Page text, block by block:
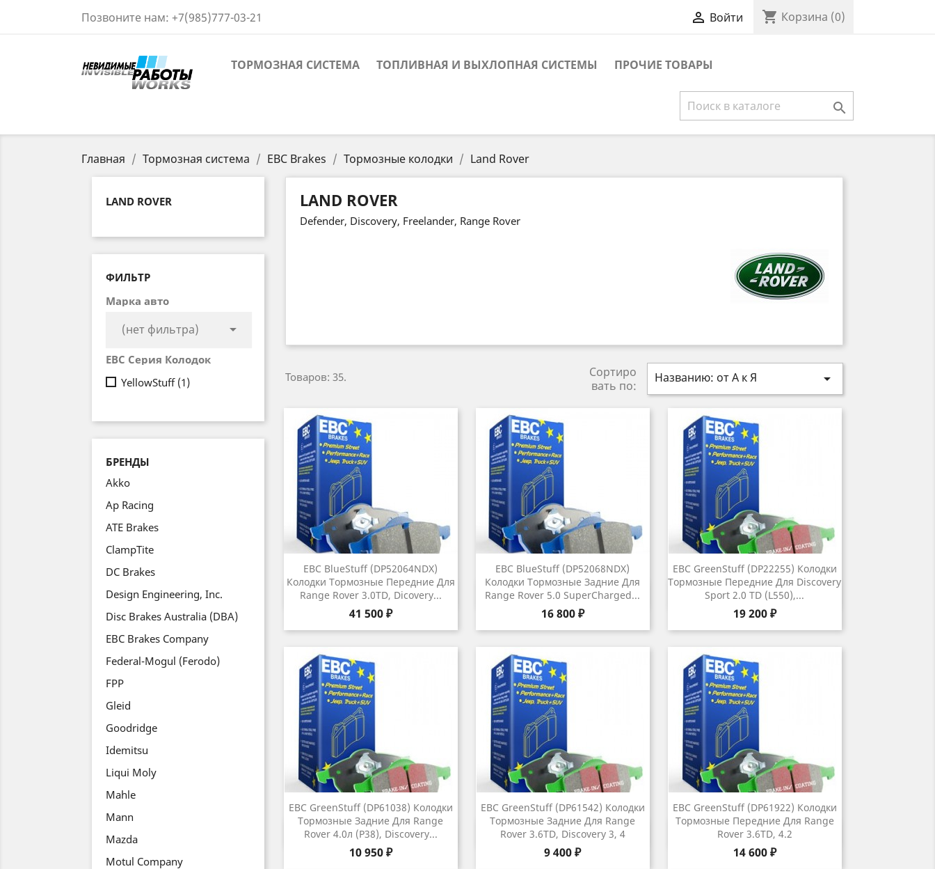
Позвоните нам: +7(985)777-03-21  Войти shopping_cart Корзина (0)
ТОРМОЗНАЯ СИСТЕМА ТОПЛИВНАЯ И ВЫХЛОПНАЯ СИСТЕМЫ ПРОЧИЕ ТОВАРЫ

Главная Тормозная система EBC Brakes Тормозные колодки Land Rover
LAND ROVER
ФИЛЬТР
Марка авто
(нет фильтра) 
EBC Серия Колодок
YellowStuff (1)
БРЕНДЫ
Akko
Ap Racing
ATE Brakes
ClampTite
DC Brakes
Design Engineering, Inc.
Disc Brakes Australia (DBA)
EBC Brakes Company
Federal-Mogul (Ferodo)
FPP
Gleid
Goodridge
Idemitsu
Liqui Moly
Mahle
Mann
Mazda
Motul Company
LAND ROVER
Defender, Discovery, Freelander, Range Rover
Товаров: 35.
Сортиро
вать по:
Названию: от А к Я 
EBC BlueStuff (DP52064NDX)
Колодки Тормозные Передние Для
Range Rover 3.0TD, Dicovery...
Цена
41 500 ₽
Быстрый просмотр
EBC BlueStuff (DP52068NDX)
Колодки Тормозные Задние Для
Range Rover 5.0 SuperCharged...
Цена
16 800 ₽
 Быстрый просмотр
EBC GreenStuff (DP22255) Колодки
Тормозные Передние Для Discovery
Sport 2.0 TD (L550),...
Цена
19 200 ₽
Быстрый просмотр
EBC GreenStuff (DP61038) Колодки
Тормозные Задние Для Range
Rover 4.0л (P38), Discovery...
Цена
10 950 ₽
Быстрый просмотр
EBC GreenStuff (DP61542) Колодки
Тормозные Задние Для Range
Rover 3.6TD, Discovery 3, 4
Цена
9 400 ₽
Быстрый просмотр
EBC GreenStuff (DP61922) Колодки
Тормозные Передние Для Range
Rover 3.6TD, 4.2
Цена
14 600 ₽
Быстрый просмотр